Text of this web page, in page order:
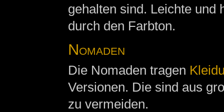
gehalten sind. Leichte und
durch den Farbton.
Nomaden
Die Nomaden tragen
Versionen. Die sind aus
zu vermeiden.